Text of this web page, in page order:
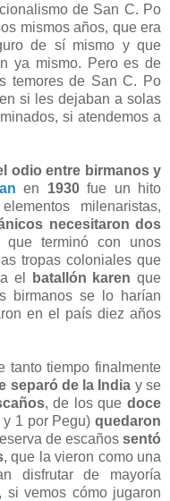
de San C. Po
mismos años, que era
de sí mismo y que
ya mismo. Pero es de
temores de San C. Po
si les dejaban a solas
si atendemos a
odio entre birmanos y
en 1930fue un hito
milenaristas,
necesitaron dos
que terminó con unos
tropas coloniales que
el
batallón karen que
birmanos se lo harían
en el país diez años
tanto tiempo finalmente
separó de la India y se
, de los quedoce
y 1 por Pegu) quedaron
de escaños sentó
, que la vieron como una
disfrutar de mayoría
si vemos cómo jugaron